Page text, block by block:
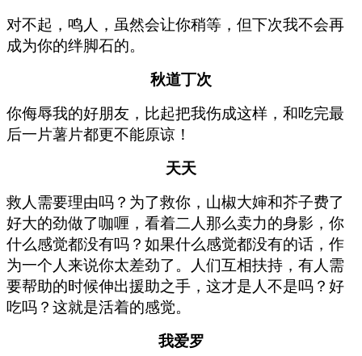
对不起，鸣人，虽然会让你稍等，但下次我不会再
成为你的绊脚石的。
秋道丁次
你侮辱我的好朋友，比起把我伤成这样，和吃完最
后一片薯片都更不能原谅！
天天
救人需要理由吗？为了救你，山椒大婶和芥子费了
好大的劲做了咖喱，看着二人那么卖力的身影，你
什么感觉都没有吗？如果什么感觉都没有的话，作
为一个人来说你太差劲了。人们互相扶持，有人需
要帮助的时候伸出援助之手，这才是人不是吗？好
吃吗？这就是活着的感觉。
我爱罗